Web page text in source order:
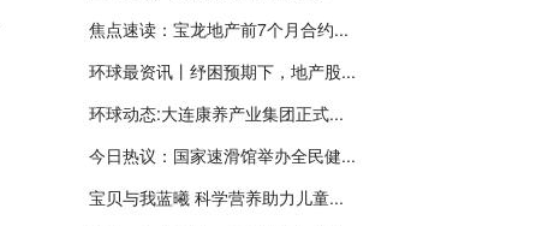
焦点速读：宝龙地产前7个月合约...
环球最资讯丨纾困预期下，地产股...
环球动态:大连康养产业集团正式...
今日热议：国家速滑馆举办全民健...
宝贝与我蓝曦 科学营养助力儿童...